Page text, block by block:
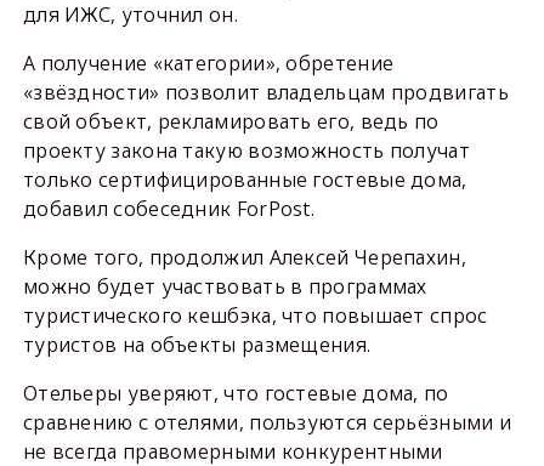
для ИЖС, уточнил он.
А получение «категории», обретение
«звёздности» позволит владельцам продвигать
свой объект, рекламировать его, ведь по
проекту закона такую возможность получат
только сертифицированные гостевые дома,
добавил собеседник ForPost.
Кроме того, продолжил Алексей Черепахин,
можно будет участвовать в программах
туристического кешбэка, что повышает спрос
туристов на объекты размещения.
Отельеры уверяют, что гостевые дома, по
сравнению с отелями, пользуются серьёзными и
не всегда правомерными конкурентными